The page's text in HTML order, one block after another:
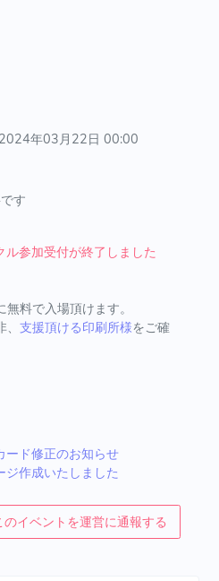
年03月22日 00:00
す
ル参加受付が終了しました
料で入場頂けます。
支援頂ける印刷所様をご確
ード修正のお知らせ
ジ作成いたしました
のイベントを運営に通報する